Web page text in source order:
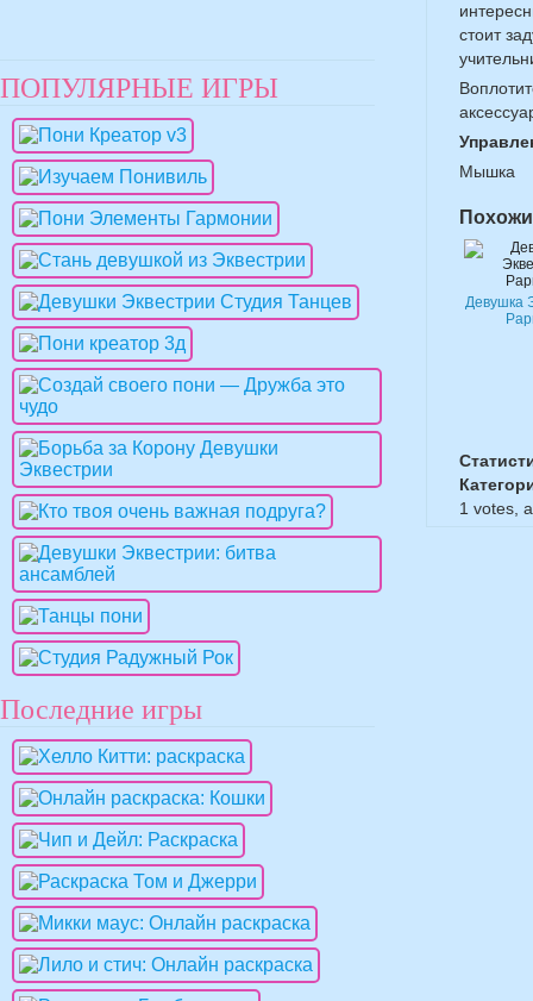
стоит
Мышка
Девушка
1 votes,
ПОПУЛЯРНЫЕ ИГРЫ
Последние игры